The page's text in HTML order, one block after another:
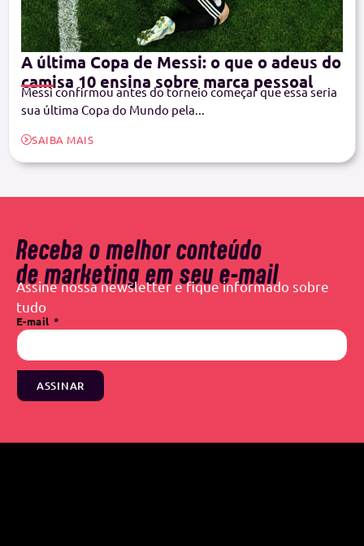
A última Copa de Messi: o que o adeus do
camisa 10 ensina sobre marca pessoal
Messi confirmou antes do torneio começar que essa seria
sua última Copa do Mundo pela...
SAIBA MAIS
Receba o melhor conteúdo
de marketing em seu e-mail
Assine nossa newsletter e fique informado sobre
tudo
E-mail
ASSINAR